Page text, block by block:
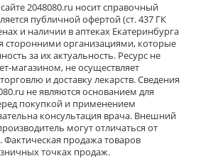
2048080.ru носит справочный
публичной офертой (ст. 437 ГК
и наличии в аптеках Екатеринбурга
сторонними организациями, которые
за их актуальность. Ресурс не
магазином, не осуществляет
и доставку лекарств. Сведения
не являются основанием для
покупкой и применением
консультация врача. Внешний
могут отличаться от
Фактическая продажа товаров
точках продаж.